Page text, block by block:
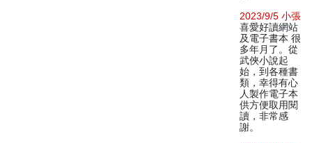
2023/9/5 小張
喜愛好讀網站
及電子書本 很
多年月了。從
武俠小說起
始，到各種書
類，幸得有心
人製作電子本
供方便取用閱
讀，非常感
謝。